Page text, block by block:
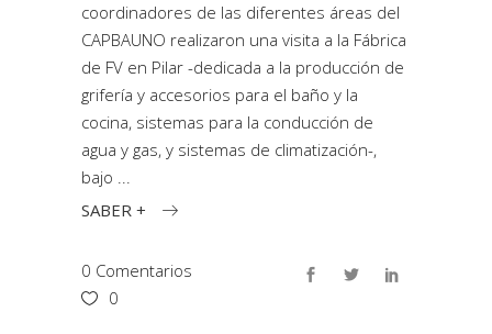
coordinadores de las diferentes áreas del
CAPBAUNO realizaron una visita a la Fábrica
de FV en Pilar -dedicada a la producción de
grifería y accesorios para el baño y la
cocina, sistemas para la conducción de
agua y gas, y sistemas de climatización-,
bajo
SABER +
0 Comentarios
0